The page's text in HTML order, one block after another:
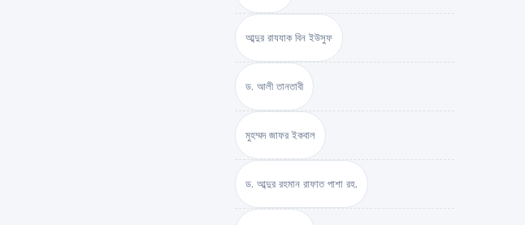
আব্দুর রাযযাক বিন ইউসুফ
ড. আলী তানতাবী
মুহম্মদ জাফর ইকবাল
ড. আব্দুর রহমান রাফাত পাশা রহ.